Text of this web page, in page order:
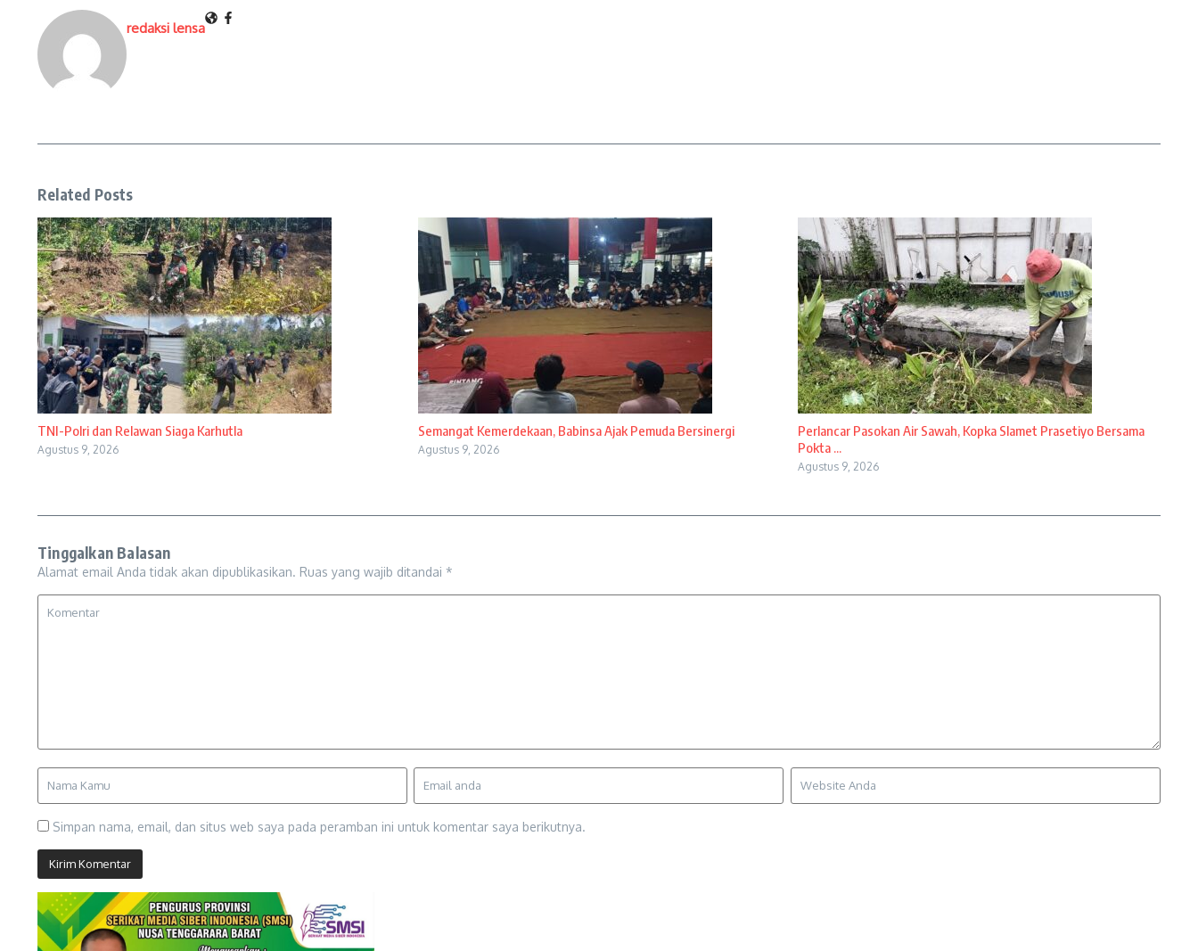
redaksi lensa
Related Posts
TNI-Polri dan Relawan Siaga Karhutla
Agustus 9, 2026
Semangat Kemerdekaan, Babinsa Ajak Pemuda Bersinergi
Agustus 9, 2026
Perlancar Pasokan Air Sawah, Kopka Slamet Prasetiyo Bersama
Pokta ...
Agustus 9, 2026
Tinggalkan Balasan
Alamat email Anda tidak akan dipublikasikan. Ruas yang wajib ditandai *
Simpan nama, email, dan situs web saya pada peramban ini untuk komentar saya berikutnya.